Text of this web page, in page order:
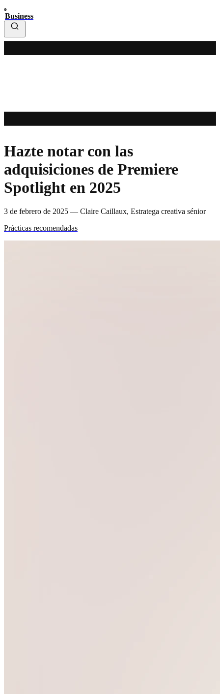
Business
Hazte notar con las
adquisiciones de Premiere
Spotlight en 2025
3 de febrero de 2025 — Claire Caillaux, Estratega creativa sénior
Prácticas recomendadas